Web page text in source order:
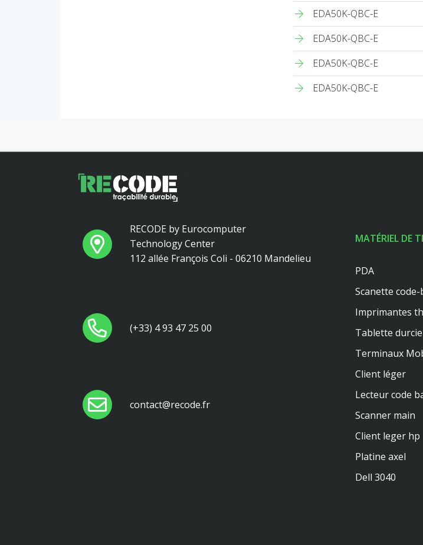
EDA50K-QBC-E
EDA50K-QBC-E
EDA50K-QBC-E
EDA50K-QBC-E
RECODE by Eurocomputer
Technology Center
112 allée François Coli - 06210 Mandelieu
(+33) 4 93 47 25 00
contact@recode.fr
MATÉRIEL DE
PDA
Scanette
Imprimantes
Tablette durcie
Terminaux
Client léger
Lecteur code
Scanner main
Client leger hp
Platine axel
Dell 3040